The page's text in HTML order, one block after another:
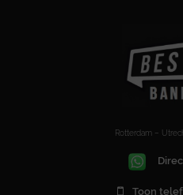
Rotterdam –
Toon